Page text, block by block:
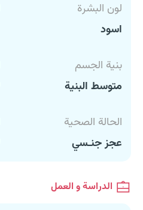
لون البشرة
اسود
بنية الجسم
متوسط البنية
الحالة الصحية
عجز جنـسي
الدراسة و العمل